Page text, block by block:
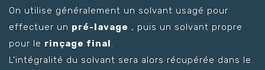
On utilise généralement un solvant usagé pour
effectuer un pré-lavage , puis un solvant propre
pour le rinçage final.
L’intégralité du solvant sera alors récupérée dans le